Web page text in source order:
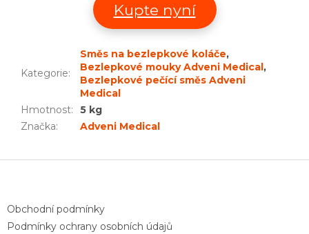
Kupte nyní
Kategorie:
Směs na bezlepkové koláče,
Bezlepkové mouky Adveni Medical ,
Bezlepkové pečící směs Adveni
Medical
Hmotnost:
5 kg
Značka: Adveni Medical
Z
aObchodní podmínky
Podmínky ochrany osobních údajů